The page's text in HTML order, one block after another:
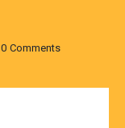
0 Comments